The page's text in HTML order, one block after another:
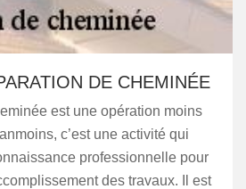
DE CHEMINÉE
est une opération moins
c’est une activité qui
professionnelle pour
des travaux. Il est